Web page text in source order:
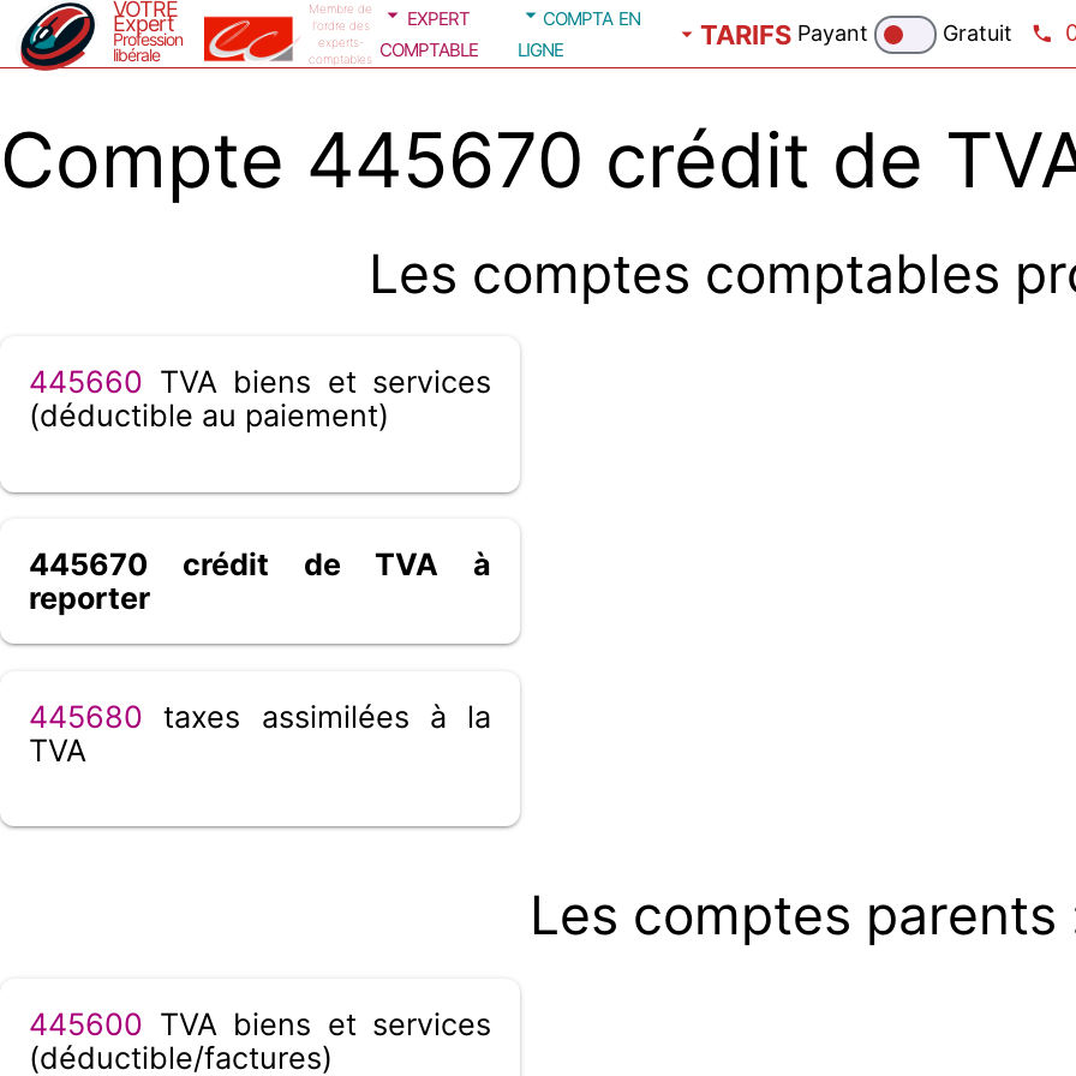
VOTRE
Expert
Profession
libérale
Membre de
l'ordre des
experts-
comptables
expert
comptable
compta en
ligne
TARIFS Payant Gratuit
Compte 445670 crédit de
Les comptes comptables
445660 TVA biens et services
(déductible au paiement)
445670 crédit de TVA à
reporter
445680 taxes assimilées à la
TVA
Les comptes parents
445600 TVA biens et services
(déductible/factures)